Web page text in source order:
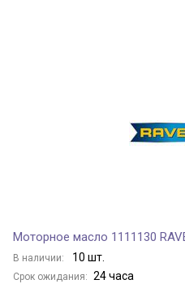
Моторное масло 1111130
В наличии: 10 шт.
Срок ожидания: 24 часа